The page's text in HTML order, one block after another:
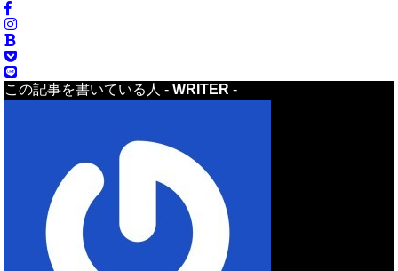
この記事を書いている人 - WRITER -